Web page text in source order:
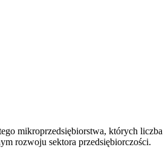
mikroprzedsiębiorstwa, których liczba
rozwoju sektora przedsiębiorczości.